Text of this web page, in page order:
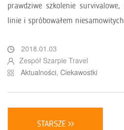
prawdziwe szkolenie
linie i spróbowałem
2018.01.03
Zespół Szarpie Travel
Aktualności, Ciekawostki
STARSZE